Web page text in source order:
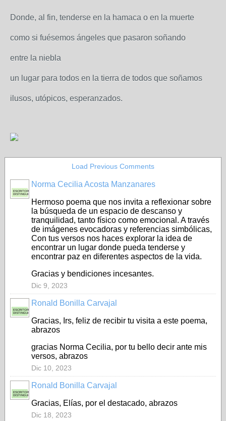
Donde, al fin, tenderse en la hamaca o en la muerte
como si fuésemos ángeles que pasaron soñando
entre la niebla
un lugar para todos en la tierra de todos que soñamos
ilusos, utópicos, esperanzados.
Load Previous Comments
ESCRITORA
DISTINGUIDA
Norma Cecilia Acosta Manzanares
Hermoso poema que nos invita a reflexionar sobre
la búsqueda de un espacio de descanso y
tranquilidad, tanto físico como emocional. A través
de imágenes evocadoras y referencias simbólicas,
Con tus versos nos haces explorar la idea de
encontrar un lugar donde pueda tenderse y
encontrar paz en diferentes aspectos de la vida.
Gracias y bendiciones incesantes.
Dic 9, 2023
ESCRITOR
DISTINGUIDO
Ronald Bonilla Carvajal
Gracias, Irs, feliz de recibir tu visita a este poema,
abrazos
gracias Norma Cecilia, por tu bello decir ante mis
versos, abrazos
Dic 10, 2023
ESCRITOR
DISTINGUIDO
Ronald Bonilla Carvajal
Gracias, Elías, por el destacado, abrazos
Dic 18, 2023